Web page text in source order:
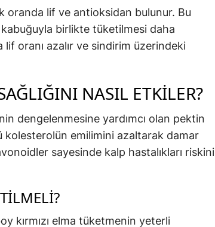
oranda lif ve antioksidan bulunur. Bu
birlikte tüketilmesi daha
lif oranı azalır ve sindirim üzerindeki
NASIL ETKILER?
dengelenmesine yardımcı olan pektin
kolesterolün emilimini azaltarak damar
sayesinde kalp hastalıkları riskini
kırmızı elma tüketmenin yeterli